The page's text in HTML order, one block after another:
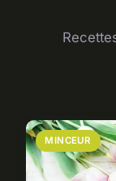
MINCEUR